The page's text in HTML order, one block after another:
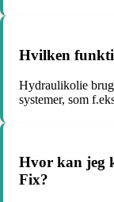
Hvilken
Hydraulikolie
systemer, som
Hvor kan jeg
Fix?